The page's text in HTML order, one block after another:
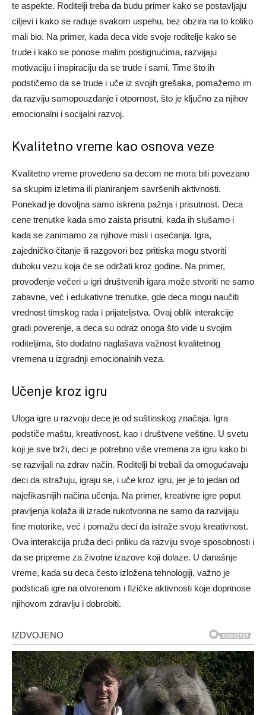
te aspekte. Roditelji treba da budu primer kako se postavljaju
ciljevi i kako se raduje svakom uspehu, bez obzira na to koliko
mali bio. Na primer, kada deca vide svoje roditelje kako se
trude i kako se ponose malim postignućima, razvijaju
motivaciju i inspiraciju da se trude i sami. Time što ih
podstičemo da se trude i uče iz svojih grešaka, pomažemo im
da razviju samopouzdanje i otpornost, što je ključno za njihov
emocionalni i socijalni razvoj.
Kvalitetno vreme kao osnova veze
Kvalitetno vreme provedeno sa decom ne mora biti povezano
sa skupim izletima ili planiranjem savršenih aktivnosti.
Ponekad je dovoljna samo iskrena pažnja i prisutnost. Deca
cene trenutke kada smo zaista prisutni, kada ih slušamo i
kada se zanimamo za njihove misli i osećanja. Igra,
zajedničko čitanje ili razgovori bez pritiska mogu stvoriti
duboku vezu koja će se održati kroz godine. Na primer,
provođenje večeri u igri društvenih igara može stvoriti ne samo
zabavne, već i edukativne trenutke, gde deca mogu naučiti
vrednost timskog rada i prijateljstva. Ovaj oblik interakcije
gradi poverenje, a deca su odraz onoga što vide u svojim
roditeljima, što dodatno naglašava važnost kvalitetnog
vremena u izgradnji emocionalnih veza.
Učenje kroz igru
Uloga igre u razvoju dece je od suštinskog značaja. Igra
podstiče maštu, kreativnost, kao i društvene veštine. U svetu
koji je sve brži, deci je potrebno više vremena za igru kako bi
se razvijali na zdrav način. Roditelji bi trebali da omogućavaju
deci da istražuju, igraju se, i uče kroz igru, jer je to jedan od
najefikasnijih načina učenja. Na primer, kreativne igre poput
pravljenja kolaža ili izrade rukotvorina ne samo da razvijaju
fine motorike, već i pomažu deci da istraže svoju kreativnost.
Ova interakcija pruža deci priliku da razviju svoje sposobnosti i
da se pripreme za životne izazove koji dolaze. U današnje
vreme, kada su deca često izložena tehnologiji, važno je
podsticati igre na otvorenom i fizičke aktivnosti koje doprinose
njihovom zdravlju i dobrobiti.